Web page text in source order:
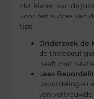
Het kiezen van de
voor het succes van
tips:
Onderzoek de
de therapeut
heeft met
Lees
beoordelingen
van vertrouwde